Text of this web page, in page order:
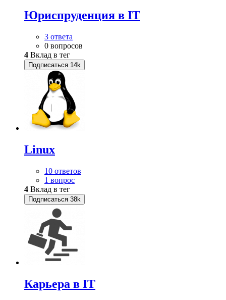
Юриспруденция в IT
3 ответа
0 вопросов
4 Вклад в тег
Подписаться 14k
Linux
10 ответов
1 вопрос
4 Вклад в тег
Подписаться 38k
Карьера в IT